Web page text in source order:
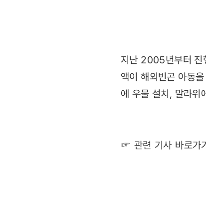
완성해요
~'
지난 2005년부터 진
액이 해외빈곤 아동
에 우물 설치, 말라위
☞ 관련 기사 바로가